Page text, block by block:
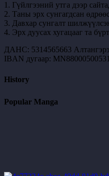
1. Гүйлгээний утга дээр
2. Таны эрх сунгагдсан
3. Давхар сунгалт
4. Эрх дуусах хугацааг та
ДАНС: 5314565663
IBAN дугаар:
History
Popular Manga